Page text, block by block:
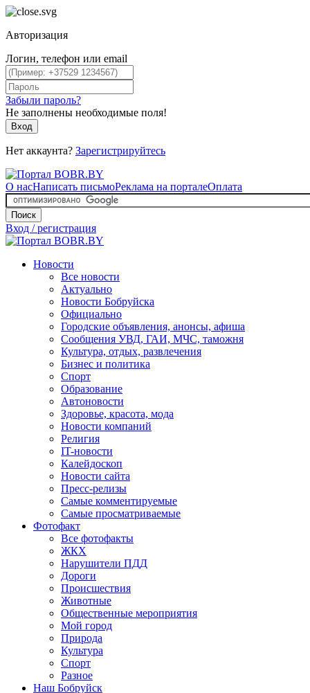
Авторизация
Логин, телефон или email
Забыли пароль?
Не заполнены необходимые поля!
Вход
Нет аккаунта? Зарегистрируйтесь
О насНаписать письмоРеклама на порталеОплата
Поиск
Вход / регистрация
Новости
Все новости
Актуально
Новости Бобруйска
Официально
Городские объявления, анонсы, афиша
Сообщения УВД, ГАИ, МЧС, таможня
Культура, отдых, развлечения
Бизнес и политика
Спорт
Образование
Автоновости
Здоровье, красота, мода
Новости компаний
Религия
IT-новости
Калейдоскоп
Новости сайта
Пресс-релизы
Самые комментируемые
Самые просматриваемые
Фотофакт
Все фотофакты
ЖКХ
Нарушители ПДД
Дороги
Происшествия
Животные
Общественные мероприятия
Мой город
Природа
Культура
Спорт
Разное
Наш Бобруйск